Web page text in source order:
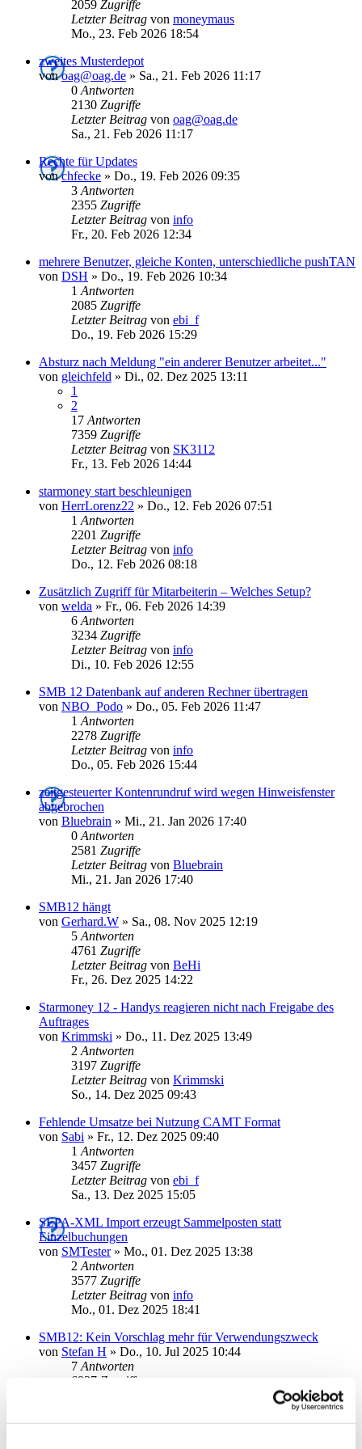
2059 Zugriffe
Letzter Beitrag von moneymaus
Mo., 23. Feb 2026 18:54
zweites Musterdepot
vonoag@oag.de » Sa., 21. Feb 2026 11:17
0 Antworten
2130 Zugriffe
Letzter Beitrag von oag@oag.de
Sa., 21. Feb 2026 11:17
Rechte für Updates
vonchfecke » Do., 19. Feb 2026 09:35
3 Antworten
2355 Zugriffe
Letzter Beitrag von info
Fr., 20. Feb 2026 12:34
mehrere Benutzer, gleiche Konten, unterschiedliche pushTAN
von DSH » Do., 19. Feb 2026 10:34
1 Antworten
2085 Zugriffe
Letzter Beitrag von ebi_f
Do., 19. Feb 2026 15:29
Absturz nach Meldung "ein anderer Benutzer arbeitet..."
von gleichfeld » Di., 02. Dez 2025 13:11
1
2
17 Antworten
7359 Zugriffe
Letzter Beitrag von SK3112
Fr., 13. Feb 2026 14:44
starmoney start beschleunigen
von HerrLorenz22 » Do., 12. Feb 2026 07:51
1 Antworten
2201 Zugriffe
Letzter Beitrag von info
Do., 12. Feb 2026 08:18
Zusätzlich Zugriff für Mitarbeiterin – Welches Setup?
von welda » Fr., 06. Feb 2026 14:39
6 Antworten
3234 Zugriffe
Letzter Beitrag von info
Di., 10. Feb 2026 12:55
SMB 12 Datenbank auf anderen Rechner übertragen
von NBO_Podo » Do., 05. Feb 2026 11:47
1 Antworten
2278 Zugriffe
Letzter Beitrag von info
Do., 05. Feb 2026 15:44
zeitgesteuerter Kontenrundruf wird wegen Hinweisfenster
abgebrochen
von Bluebrain » Mi., 21. Jan 2026 17:40
0 Antworten
2581 Zugriffe
Letzter Beitrag von Bluebrain
Mi., 21. Jan 2026 17:40
SMB12 hängt
von Gerhard.W » Sa., 08. Nov 2025 12:19
5 Antworten
4761 Zugriffe
Letzter Beitrag von BeHi
Fr., 26. Dez 2025 14:22
Starmoney 12 - Handys reagieren nicht nach Freigabe des
Auftrages
von Krimmski » Do., 11. Dez 2025 13:49
2 Antworten
3197 Zugriffe
Letzter Beitrag von Krimmski
So., 14. Dez 2025 09:43
Fehlende Umsatze bei Nutzung CAMT Format
von Sabi » Fr., 12. Dez 2025 09:40
1 Antworten
3457 Zugriffe
Letzter Beitrag von ebi_f
Sa., 13. Dez 2025 15:05
SEPA-XML Import erzeugt Sammelposten statt
Einzelbuchungen
von SMTester» Mo., 01. Dez 2025 13:38
2 Antworten
3577 Zugriffe
Letzter Beitrag von info
Mo., 01. Dez 2025 18:41
SMB12: Kein Vorschlag mehr für Verwendungszweck
von Stefan H » Do., 10. Jul 2025 10:44
7 Antworten
6937 Zugriffe